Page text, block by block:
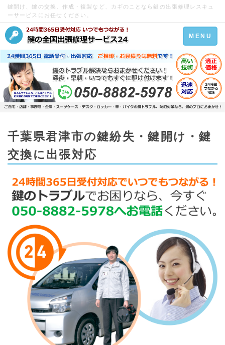
鍵開け、鍵の交換、作成・複製など、カギのことなら鍵の出張修理レスキュ
ーサービスにお任せください。
Toggle
navigation
MENU
千葉県君津市の鍵紛失・鍵開け・鍵
交換に出張対応